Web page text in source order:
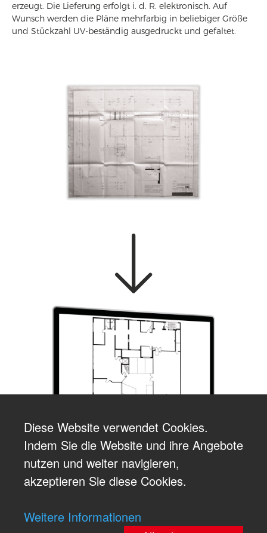
Diese Website verwendet Cookies.
Indem Sie die Website und ihre Angebote
nutzen und weiter navigieren,
akzeptieren Sie diese Cookies.
Weitere Informationen
erzeugt. Die Lieferung erfolgt i. d. R. elektronisch. Auf
Wunsch werden die Pläne mehrfarbig in beliebiger Größe
und Stückzahl UV-beständig ausgedruckt und gefaltet.